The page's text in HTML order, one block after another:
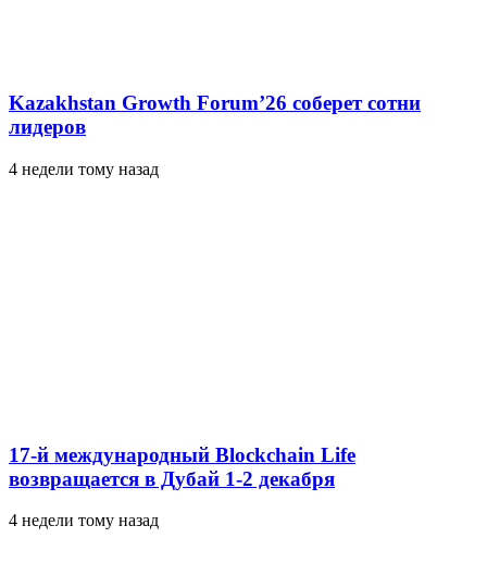
Kazakhstan Growth Forum’26 соберет сотни
лидеров
4 недели тому назад
17-й международный Blockchain Life
возвращается в Дубай 1-2 декабря
4 недели тому назад